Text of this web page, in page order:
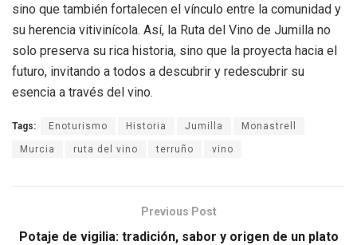
sino que también fortalecen el vínculo entre la comunidad y
su herencia vitivinícola. Así, la Ruta del Vino de Jumilla no
solo preserva su rica historia, sino que la proyecta hacia el
futuro, invitando a todos a descubrir y redescubrir su
esencia a través del vino.
Tags: Enoturismo Historia Jumilla Monastrell
Murcia ruta del vino terruño vino
Previous Post
Potaje de vigilia: tradición, sabor y origen de un plato